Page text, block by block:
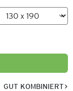
GUT KOMBINIERT